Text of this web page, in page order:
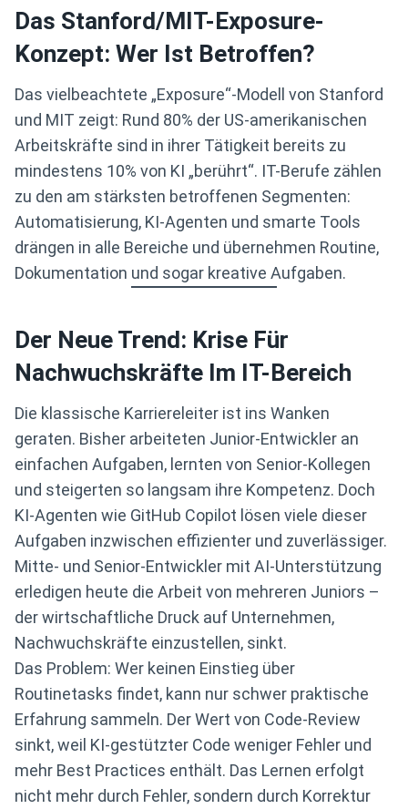
Das Stanford/MIT-Exposure-
Konzept: Wer Ist Betroffen?
Das vielbeachtete „Exposure“-Modell von Stanford
und MIT zeigt: Rund 80% der US-amerikanischen
Arbeitskräfte sind in ihrer Tätigkeit bereits zu
mindestens 10% von KI „berührt“. IT-Berufe zählen
zu den am stärksten betroffenen Segmenten:
Automatisierung, KI-Agenten und smarte Tools
drängen in alle Bereiche und übernehmen Routine,
Dokumentation und sogar kreative Aufgaben.
Der Neue Trend: Krise Für
Nachwuchskräfte Im IT-Bereich
Die klassische Karriereleiter ist ins Wanken
geraten. Bisher arbeiteten Junior-Entwickler an
einfachen Aufgaben, lernten von Senior-Kollegen
und steigerten so langsam ihre Kompetenz. Doch
KI-Agenten wie GitHub Copilot lösen viele dieser
Aufgaben inzwischen effizienter und zuverlässiger.
Mitte- und Senior-Entwickler mit AI-Unterstützung
erledigen heute die Arbeit von mehreren Juniors –
der wirtschaftliche Druck auf Unternehmen,
Nachwuchskräfte einzustellen, sinkt.
Das Problem: Wer keinen Einstieg über
Routinetasks findet, kann nur schwer praktische
Erfahrung sammeln. Der Wert von Code-Review
sinkt, weil KI-gestützter Code weniger Fehler und
mehr Best Practices enthält. Das Lernen erfolgt
nicht mehr durch Fehler, sondern durch Korrektur